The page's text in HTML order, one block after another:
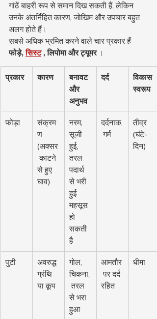
गांठें बाहरी रूप से समान दिख सकती हैं, लेकिन
उनके अंतर्निहित कारण, जोखिम और उपचार बहुत
अलग होते हैं।
सबसे अधिक भ्रमित करने वाले चार प्रकार हैं
फोड़े, सिस्ट , लिपोमा और ट्यूमर ।
प्रकार कारण
बनावट
और
अनुभव
दर्द
विकास
स्वरूप
फोड़ा
संक्रम
ण
(अक्सर
काटने
से हुए
घाव)
नरम,
सूजी
हुई,
तरल
पदार्थ
से भरी
हुई
महसूस
हो
सकती
है
दर्दनाक,
गर्म
तीव्र
(घंटे-
दिन)
पुटी
अवरुद्ध
ग्रंथि
या कूप
गोल,
चिकना,
तरल
से भरा
हुआ
आमतौर
पर दर्द
रहित
धीमा